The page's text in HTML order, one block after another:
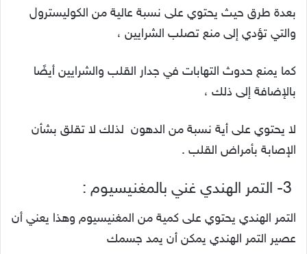
بعدة طرق حيث يحتوي على نسبة عالية من الكوليسترول
والتي تؤدي إلى منع تصلب الشرايين ،
كما يمنع حدوث التهابات في جدار القلب والشرايين أيضًا
بالإضافة إلى ذلك ،
لا يحتوي على أية نسبة من الدهون لذلك لا تقلق بشأن
الإصابة بأمراض القلب .
التمر الهندي يحتوي على كمية من المغنيسيوم وهذا يعني أن
عصير التمر الهندي يمكن أن يمد جسمك